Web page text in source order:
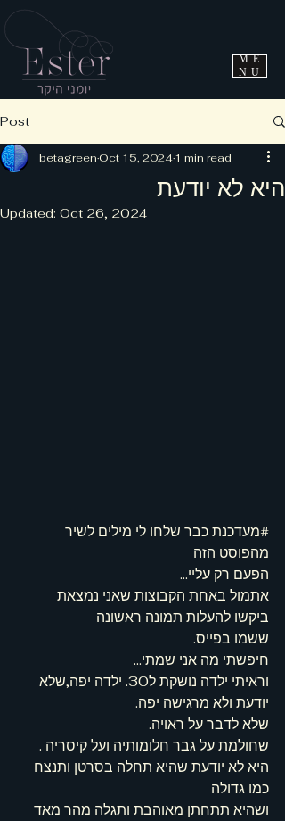
ME
NU
Post
היא לא יודעת
betagreen Oct 15, 20241 min read
Updated: Oct 26, 2024
#מעדכנת כבר שלחו לי מילים לשיר
מהפוסט הזה
הפעם רק עליי...
אתמול באחת הקבוצות שאני נמצאת
ביקשו להעלות תמונה ראשונה
ששמו בפייס.
חיפשתי מה אני שמתי...
וראיתי ילדה נושקת ל30. ילדה יפה,שלא
יודעת ולא מרגישה יפה.
שלא לדבר על ראויה.
שחולמת על גבר חלומותיה ועל קיסריה .
היא לא יודעת שהיא תחלה בסרטן ותנצח
כמו גדולה
ושהיא תתחתן מאוהבת ותגלה מהר מאד